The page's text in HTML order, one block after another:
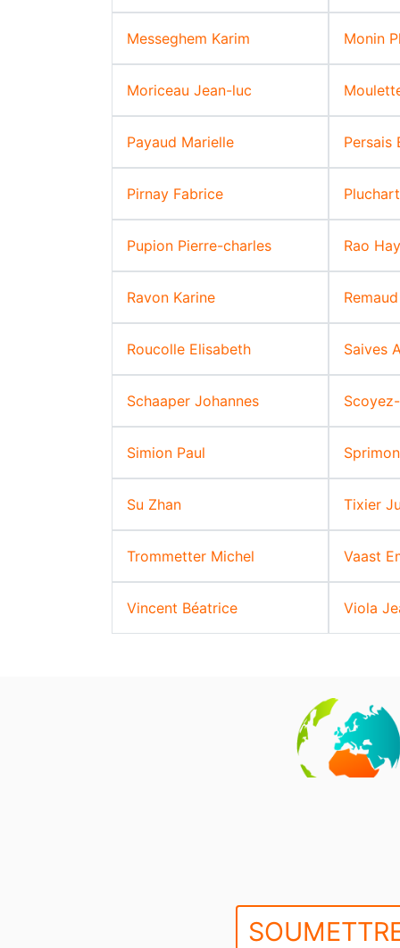
Messeghem Karim Monin
Moriceau Jean-luc
Payaud Marielle Persais
Pirnay Fabrice
Pupion Pierre-charles Rao
Ravon Karine
Roucolle Elisabeth Saives
Schaaper Johannes
Simion Paul
Su Zhan Tixier
Trommetter Michel Vaast
Vincent Béatrice Viola